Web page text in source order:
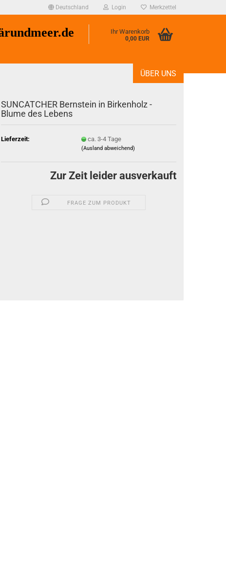
Deutschland Login Merkzettel
Ihr Warenkorb
0,00 EUR
ÜBER UNS
SUNCATCHER Bernstein in Birkenholz -
Blume des Lebens
Lieferzeit: ca. 3-4 Tage
(Ausland abweichend)
Zur Zeit leider ausverkauft
FRAGE ZUM PRODUKT